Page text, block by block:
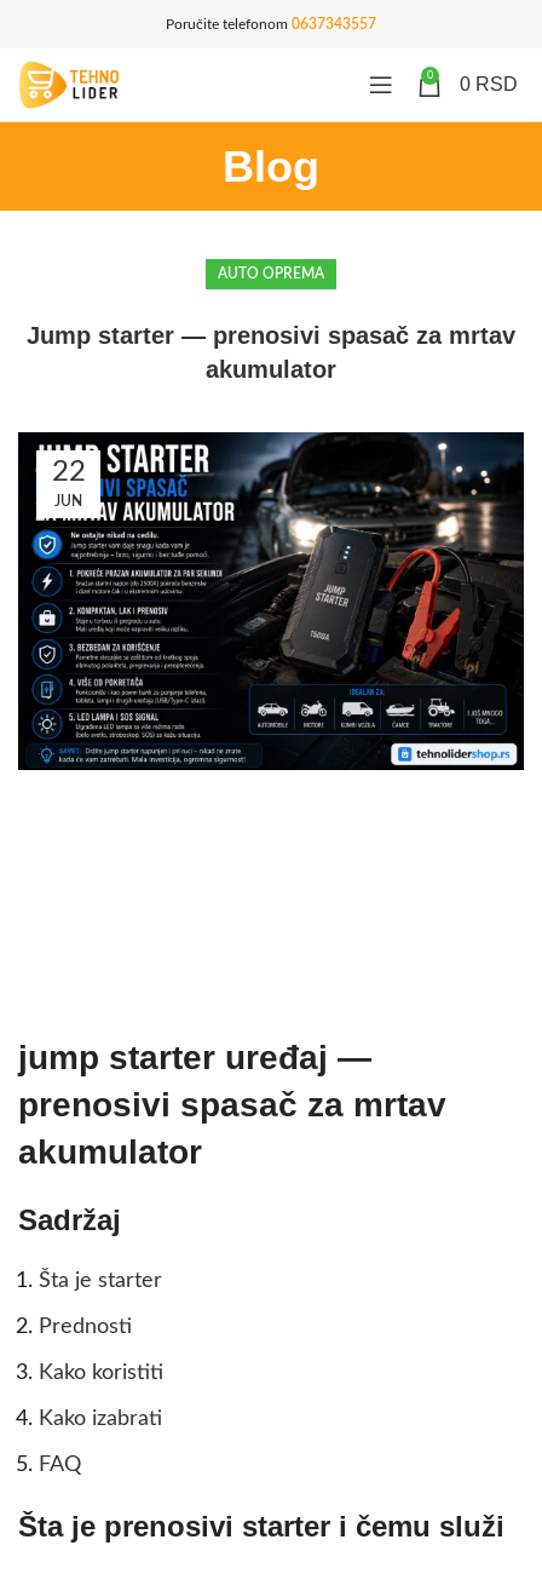
Poručite telefonom 0637343557
0 0 RSD
Blog
AUTO OPREMA
Jump starter — prenosivi spasač za mrtav
akumulator
22
JUN
jump starter uređaj —
prenosivi spasač za mrtav
akumulator
Sadržaj
Šta je starter
Prednosti
Kako koristiti
Kako izabrati
FAQ
Šta je prenosivi starter i čemu služi